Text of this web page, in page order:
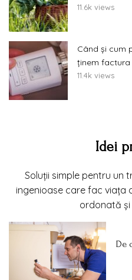
11.6k views
Când și cum
ținem
11.4k views
Idei
Soluții simple pentru un
ingenioase care fac viața
ordonată
De